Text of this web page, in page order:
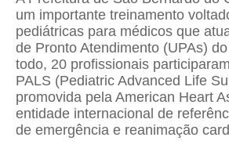
um importante treinamento
pediátricas para médicos que
de Pronto Atendimento (UPAs)
todo, 20 profissionais
PALS (Pediatric Advanced Life
promovida pela American Heart
entidade internacional de
de emergência e reanimação